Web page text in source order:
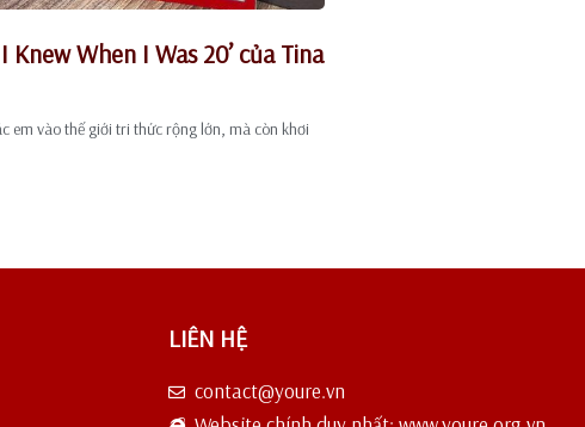
When I Was 20’ của Tina
em vào thế giới tri thức rộng lớn, mà còn khơi
LIÊN HỆ
contact@youre.vn